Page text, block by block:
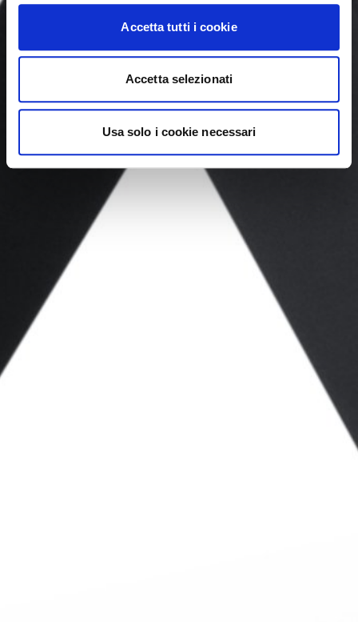
Accetta tutti i cookie
Accetta selezionati
Usa solo i cookie necessari